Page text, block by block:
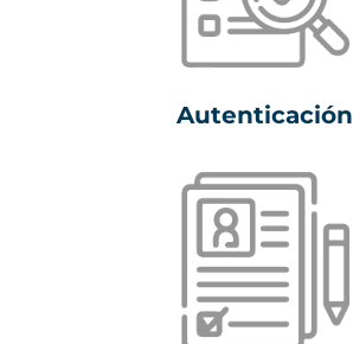
Autenticación